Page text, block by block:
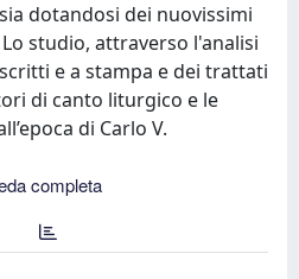
dotandosi dei nuovissimi
studio, attraverso l'analisi
e a stampa e dei trattati
di canto liturgico e le
di Carlo V.
completa